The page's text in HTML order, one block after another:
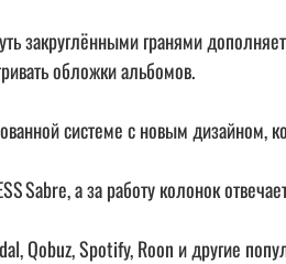
закруглёнными гранями
обложки альбомов.
системе с новым
Sabre, а за работу колонок
Qobuz, Spotify, Roon и другие